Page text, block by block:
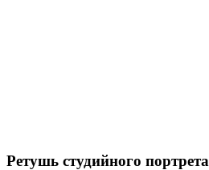
Ретушь студийного портрета